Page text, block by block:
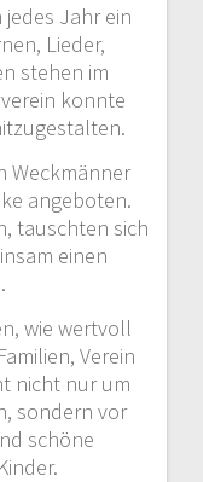
jedes Jahr ein
Lieder,
stehen im
konnte
Weckmänner
angeboten.
tauschten sich
einen
wie wertvoll
Verein
nicht nur um
sondern vor
schöne